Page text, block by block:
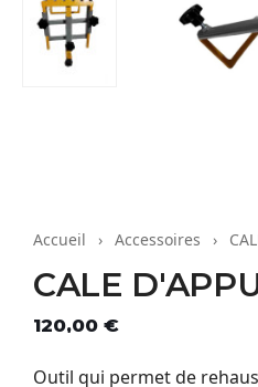
Accueil Accessoires
CALE
120,00 €
Outil qui permet de